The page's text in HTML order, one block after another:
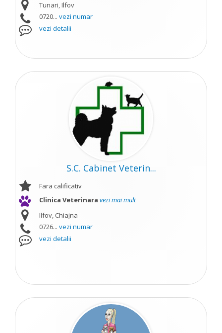
Tunari, Ilfov
0720... vezi numar
vezi detalii
S.C. Cabinet Veterin...
Fara calificativ
Clinica Veterinara vezi mai mult
Ilfov, Chiajna
0726... vezi numar
vezi detalii